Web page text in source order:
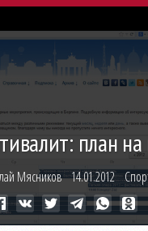
план
Мясников14.01.2012